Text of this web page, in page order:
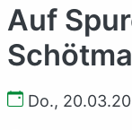
Auf
Do.,